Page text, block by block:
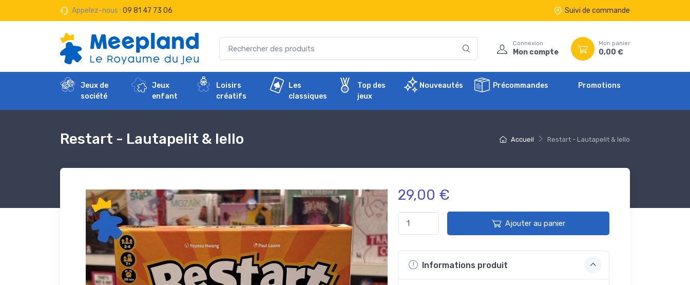
Appelez-nous : 09 81 47 73 06 Suivi de commande
Connexion
Mon compte
Mon panier
0,00 €
Jeux de
société
Jeux
enfant
Loisirs
créatifs
Les
classiques
Top des
jeux
Nouveautés Précommandes Promotions
Accueil Restart - Lautapelit & Iello
Restart - Lautapelit & Iello
29,00 €
Ajouter au panier
Informations produit